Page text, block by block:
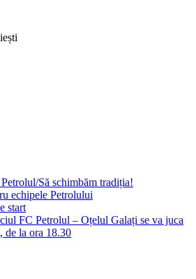
Să schimbăm tradiția!
echipele Petrolului
start
FC Petrolul – Oțelul Galați se va juca
de la ora 18.30